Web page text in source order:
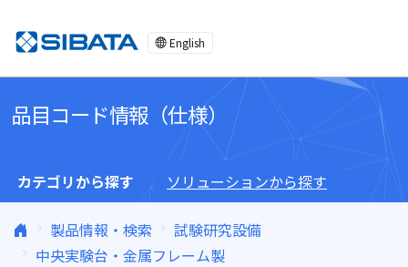
English
品目コード情報（仕様）
カテゴリから探す ソリューションから探す
製品情報・検索
試験研究設備
中央実験台・金属フレーム製